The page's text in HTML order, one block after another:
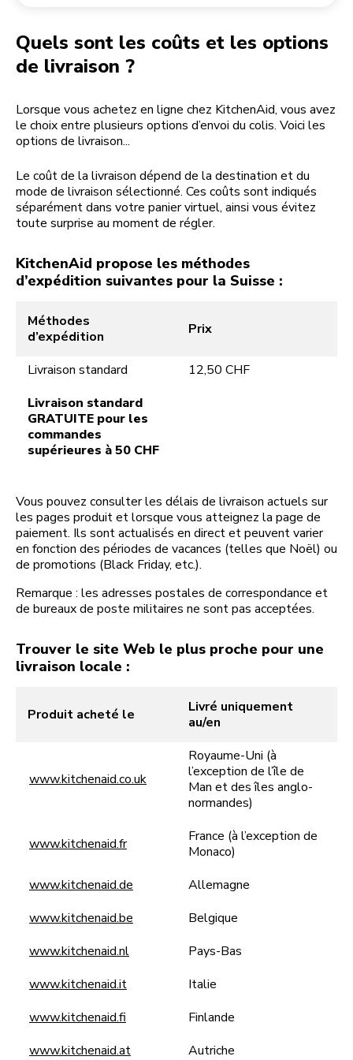
Quels sont les coûts et les options
de livraison ?
Lorsque vous achetez en ligne chez KitchenAid, vous avez
le choix entre plusieurs options d’envoi du colis. Voici les
options de livraison...
Le coût de la livraison dépend de la destination et du
mode de livraison sélectionné. Ces coûts sont indiqués
séparément dans votre panier virtuel, ainsi vous évitez
toute surprise au moment de régler.
KitchenAid propose les méthodes
d’expédition suivantes pour la Suisse :
Méthodes
d’expédition
Prix
Livraison standard
12,50 CHF
Livraison standard
GRATUITE pour les
commandes
supérieures à 50 CHF
Vous pouvez consulter les délais de livraison actuels sur
les pages produit et lorsque vous atteignez la page de
paiement. Ils sont actualisés en direct et peuvent varier
en fonction des périodes de vacances (telles que Noël) ou
de promotions (Black Friday, etc.).
Remarque : les adresses postales de correspondance et
de bureaux de poste militaires ne sont pas acceptées.
Trouver le site Web le plus proche pour une
livraison locale :
Produit acheté le
Livré uniquement
au/en
www.kitchenaid.co.uk
Royaume-Uni (à
l’exception de l’île de
Man et des îles anglo-
normandes)
www.kitchenaid.fr
France (à l’exception de
Monaco)
www.kitchenaid.de
Allemagne
www.kitchenaid.be
Belgique
www.kitchenaid.nl
Pays-Bas
www.kitchenaid.it
Italie
www.kitchenaid.fi
Finlande
www.kitchenaid.at
Autriche